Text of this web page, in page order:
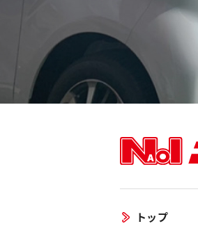
トップ